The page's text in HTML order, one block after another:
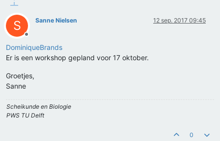
S
Offline
Sanne Nielsen 12 sep. 2017 09:45
DominiqueBrands
Er is een workshop gepland voor 17 oktober.
Groetjes,
Sanne
Scheikunde en Biologie
PWS TU Delft
0